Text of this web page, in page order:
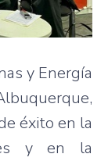
y Energía
éxito en la
y en la